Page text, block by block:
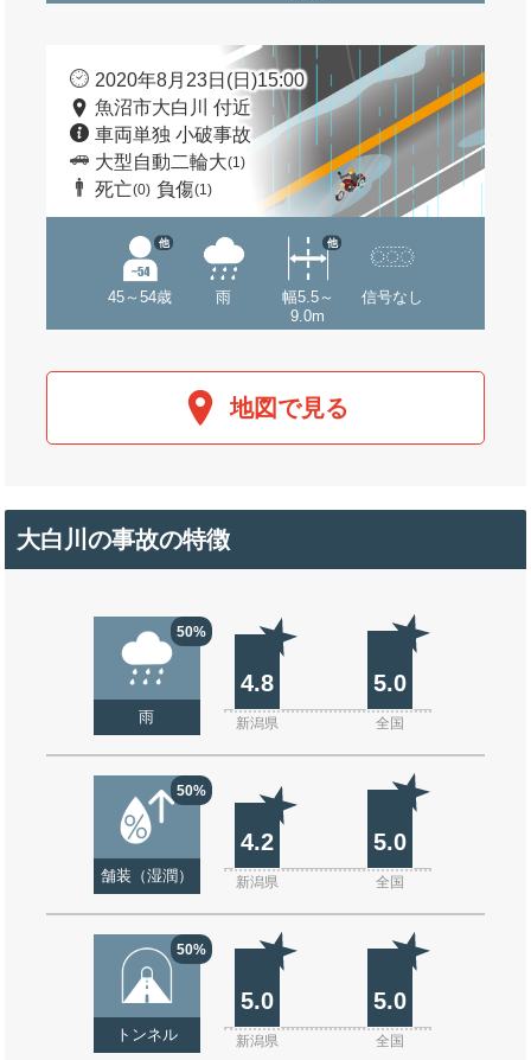
2020年8月23日(日)15:00
魚沼市大白川 付近
車両単独 小破事故
大型自動二輪大(1)
死亡(0) 負傷(1)
45～54歳
他
雨
幅5.5～
9.0m
他
信号なし
地図で見る
大白川の事故の特徴
50%
雨
4.8 5.0
新潟県 全国
50%
舗装（湿潤）
4.2 5.0
新潟県 全国
50%
トンネル
5.0 5.0
新潟県 全国